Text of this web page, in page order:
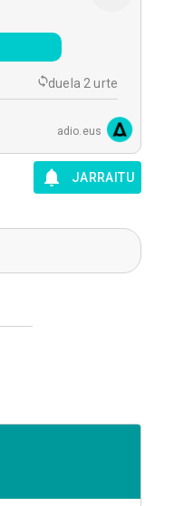
duela 2 urte
adio.eus
JARRAITU